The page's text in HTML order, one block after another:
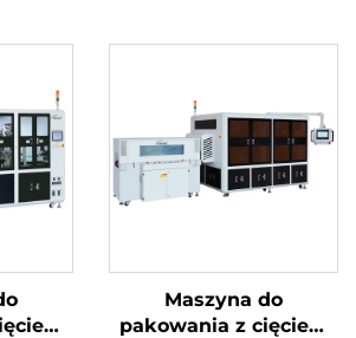
Maszyna do
pakowania z cięciem